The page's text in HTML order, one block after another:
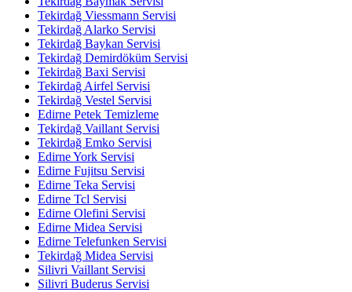
Tekirdağ Viessmann Servisi
Tekirdağ Alarko Servisi
Tekirdağ Baykan Servisi
Tekirdağ Demirdöküm Servisi
Tekirdağ Baxi Servisi
Tekirdağ Airfel Servisi
Tekirdağ Vestel Servisi
Edirne Petek Temizleme
Tekirdağ Vaillant Servisi
Tekirdağ Emko Servisi
Edirne York Servisi
Edirne Fujitsu Servisi
Edirne Teka Servisi
Edirne Tcl Servisi
Edirne Olefini Servisi
Edirne Midea Servisi
Edirne Telefunken Servisi
Tekirdağ Midea Servisi
Silivri Vaillant Servisi
Silivri Buderus Servisi